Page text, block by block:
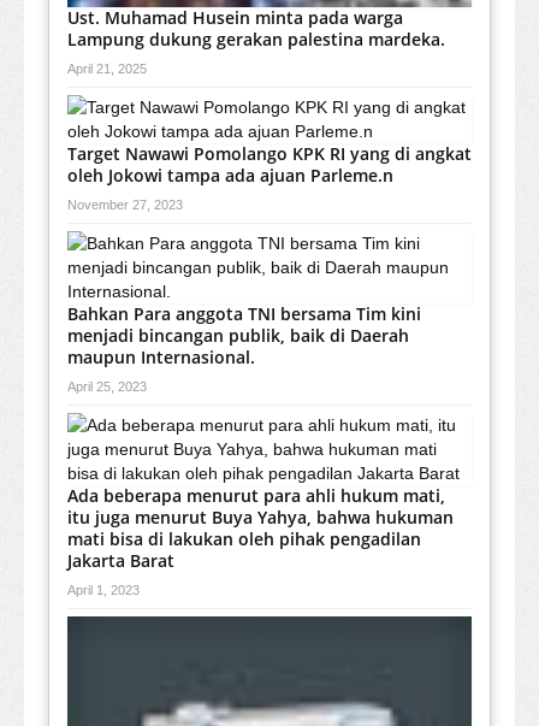
Ust. Muhamad Husein minta pada warga
Lampung dukung gerakan palestina mardeka.
April 21, 2025
Target Nawawi Pomolango KPK RI yang di angkat
oleh Jokowi tampa ada ajuan Parleme.n
November 27, 2023
Bahkan Para anggota TNI bersama Tim kini
menjadi bincangan publik, baik di Daerah
maupun Internasional.
April 25, 2023
Ada beberapa menurut para ahli hukum mati,
itu juga menurut Buya Yahya, bahwa hukuman
mati bisa di lakukan oleh pihak pengadilan
Jakarta Barat
April 1, 2023